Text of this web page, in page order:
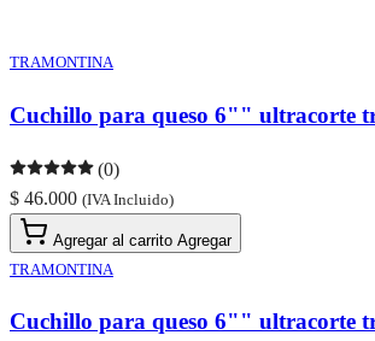
TRAMONTINA
Cuchillo para queso 6"" ultracorte
(0)
$ 46.000 (IVA Incluido)
Agregar al carrito Agregar
TRAMONTINA
Cuchillo para queso 6"" ultracorte